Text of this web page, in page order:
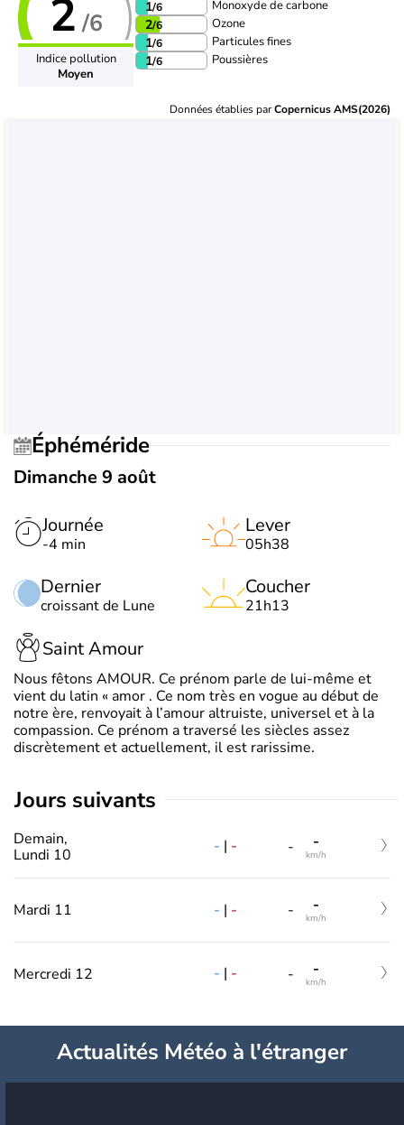
2 /6
Indice pollution
Moyen
1/6 Monoxyde de carbone
2/6 Ozone
1/6 Particules fines
1/6 Poussières
Données établies parCopernicus AMS(2026)
Éphéméride
Dimanche 9 août
Journée
-4 min
Dernier
croissant de Lune
Lever
05h38
Coucher
21h13
Saint Amour
Nous fêtons AMOUR. Ce prénom parle de lui-même et
vient du latin « amor . Ce nom très en vogue au début de
notre ère, renvoyait à l’amour altruiste, universel et à la
compassion. Ce prénom a traversé les siècles assez
discrètement et actuellement, il est rarissime.
jours suivants
Demain,
Lundi 10
- | - - -
km/h
Mardi 11 - | - - -
km/h
Mercredi 12 - | - - -
km/h
Actualités Météo à l'étranger